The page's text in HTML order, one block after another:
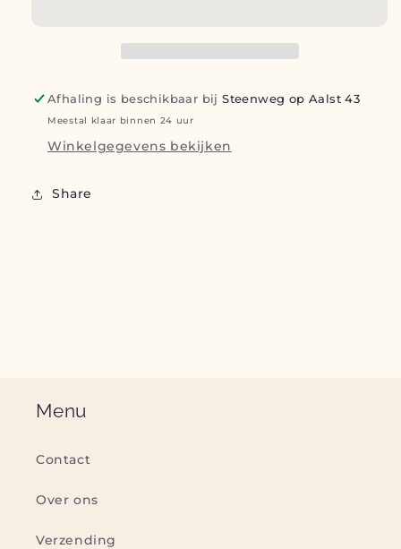
Afhaling is beschikbaar bijSteenweg op Aalst 43
Meestal klaar binnen 24 uur
Winkelgegevens bekijken
Share
Menu
Contact
Over ons
Verzending